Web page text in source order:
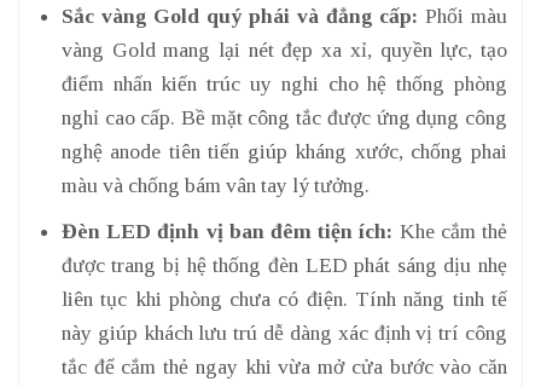
Sắc vàng Gold quý phái và đẳng cấp: Phối màu
vàng Gold mang lại nét đẹp xa xỉ, quyền lực, tạo
điểm nhấn kiến trúc uy nghi cho hệ thống phòng
nghỉ cao cấp. Bề mặt công tắc được ứng dụng công
nghệ anode tiên tiến giúp kháng xước, chống phai
màu và chống bám vân tay lý tưởng.
Đèn LED định vị ban đêm tiện ích: Khe cắm thẻ
được trang bị hệ thống đèn LED phát sáng dịu nhẹ
liên tục khi phòng chưa có điện. Tính năng tinh tế
này giúp khách lưu trú dễ dàng xác định vị trí công
tắc để cắm thẻ ngay khi vừa mở cửa bước vào căn